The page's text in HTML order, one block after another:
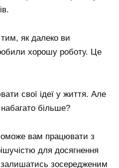
як далеко ви
хорошу роботу. Це
свої ідеї у життя. Але
більше?
вам працювати з
для досягнення
залишатись зосередженим